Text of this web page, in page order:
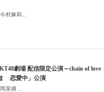
村麻莉...
劇場 配信限定公演～chain of love
恋愛中」公演
菜摘 ...